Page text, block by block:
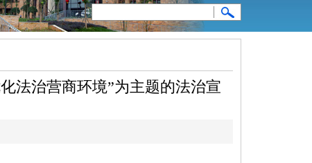
法治营商环境”为主题的法治宣